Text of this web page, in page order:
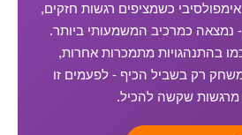
כשמציפים רגשות חזקים,
- נמצאה כמרכיב המשמעותי ביותר.
בהתנהגויות מתמכרות אחרות,
רק בשביל הכיף - לפעמים זו
מרגשות שקשה להכיל.